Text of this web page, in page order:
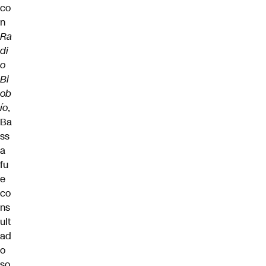
co
n
Ra
di
o
Bi
ob
ío,
Ba
ss
a
fu
e
co
ns
ult
ad
o